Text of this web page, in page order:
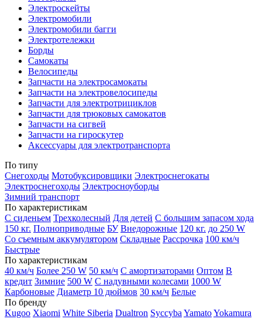
Электроскейты
Электромобили
Электромобили багги
Электротележки
Борды
Самокаты
Велосипеды
Запчасти на электросамокаты
Запчасти на электровелосипеды
Запчасти для электротрициклов
Запчасти для трюковых самокатов
Запчасти на сигвей
Запчасти на гироскутер
Аксессуары для электротранспорта
По типу
Снегоходы Мотобуксировщики Электроснегокаты
Электроснегоходы Электросноуборды
Зимний транспорт
По характеристикам
С сиденьем Трехколесный Для детей С большим запасом хода
150 кг. Полноприводные БУ Внедорожные 120 кг. до 250 W
Со съемным аккумулятором Складные Рассрочка 100 км/ч
Быстрые
По характеристикам
40 км/ч Более 250 W 50 км/ч С амортизаторами Оптом В
кредит Зимние 500 W С надувными колесами 1000 W
Карбоновые Диаметр 10 дюймов 30 км/ч Белые
По бренду
Kugoo Xiaomi White Siberia Dualtron Syccyba YamatoYokamura